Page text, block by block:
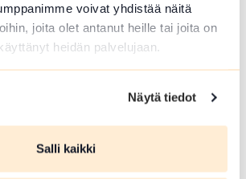
voivat yhdistää näitä
joita olet antanut heille tai joita on
heidän palvelujaan.
Näytä tiedot
Salli kaikki